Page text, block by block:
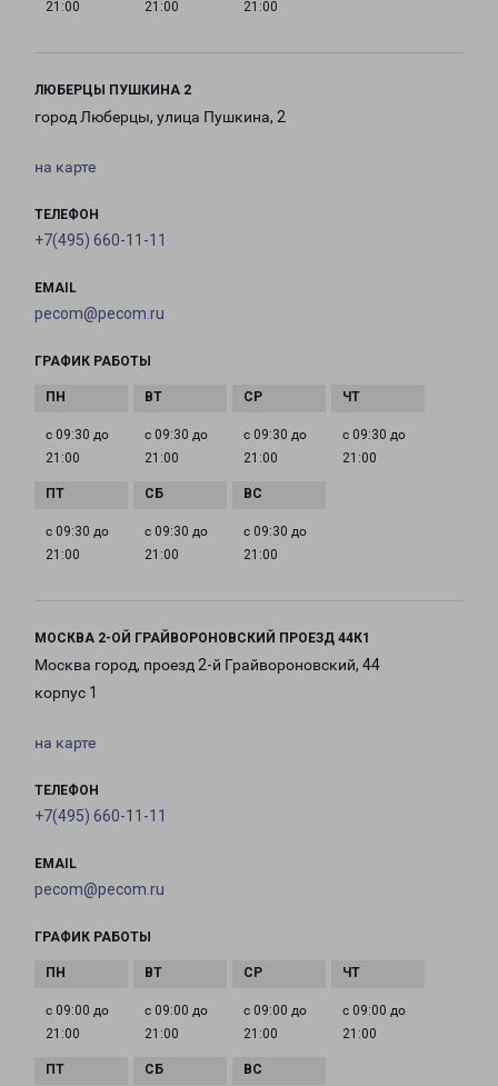
21:00 21:00 21:00
ЛЮБЕРЦЫ ПУШКИНА 2
город Люберцы, улица Пушкина, 2
на карте
ТЕЛЕФОН
+7(495) 660-11-11
EMAIL
pecom@pecom.ru
ГРАФИК РАБОТЫ
с 09:30 до
21:00
с 09:30 до
21:00
с 09:30 до
21:00
с 09:30 до
21:00
с 09:30 до
21:00
с 09:30 до
21:00
с 09:30 до
21:00
МОСКВА 2-ОЙ ГРАЙВОРОНОВСКИЙ ПРОЕЗД 44К1
Москва город, проезд 2-й Грайвороновский, 44
корпус 1
на карте
ТЕЛЕФОН
+7(495) 660-11-11
EMAIL
pecom@pecom.ru
ГРАФИК РАБОТЫ
с 09:00 до
21:00
с 09:00 до
21:00
с 09:00 до
21:00
с 09:00 до
21:00